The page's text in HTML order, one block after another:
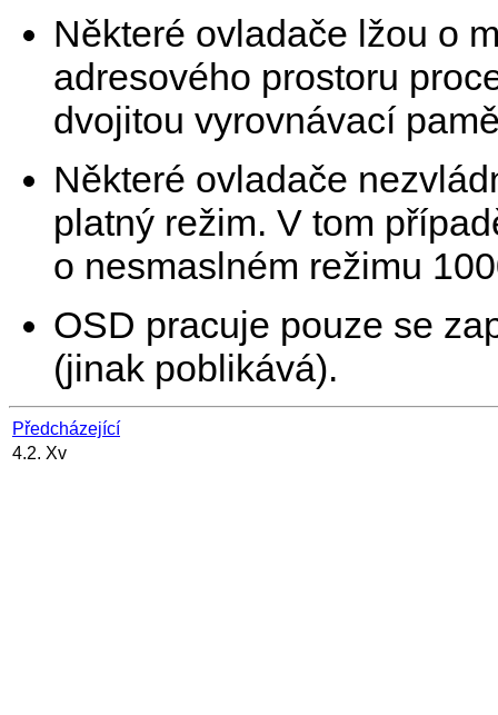
Některé ovladače lžou o
adresového prostoru
dvojitou vyrovnávací
Některé ovladače
platný režim. V tom
o nesmaslném režimu
OSD pracuje pouze se
(jinak poblikává).
Předcházející
4.2. Xv